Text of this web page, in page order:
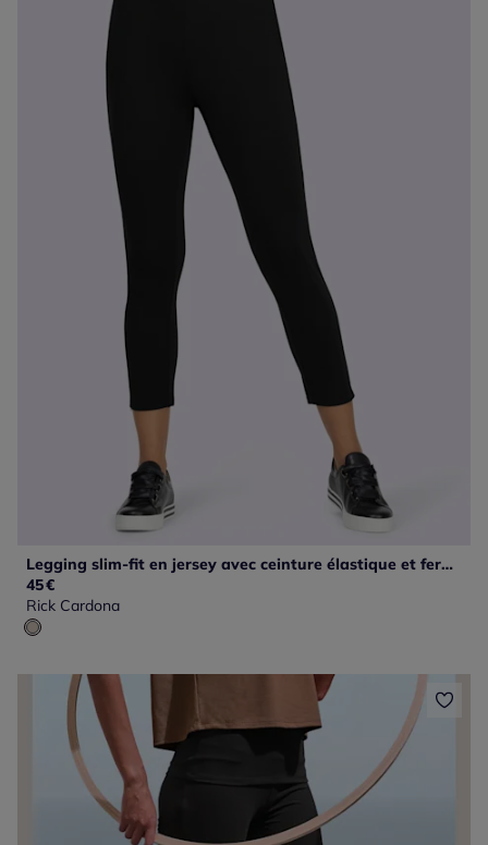
Legging slim-fit en jersey avec ceinture élastique et fermeture bas des jambes
45€
Rick Cardona